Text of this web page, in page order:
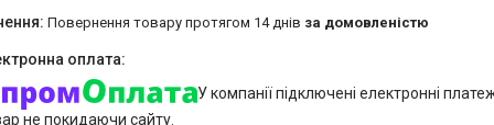
повернення товару протягом 14 днів за домовленістю
У компанії підключені електронні
не покидаючи сайту.